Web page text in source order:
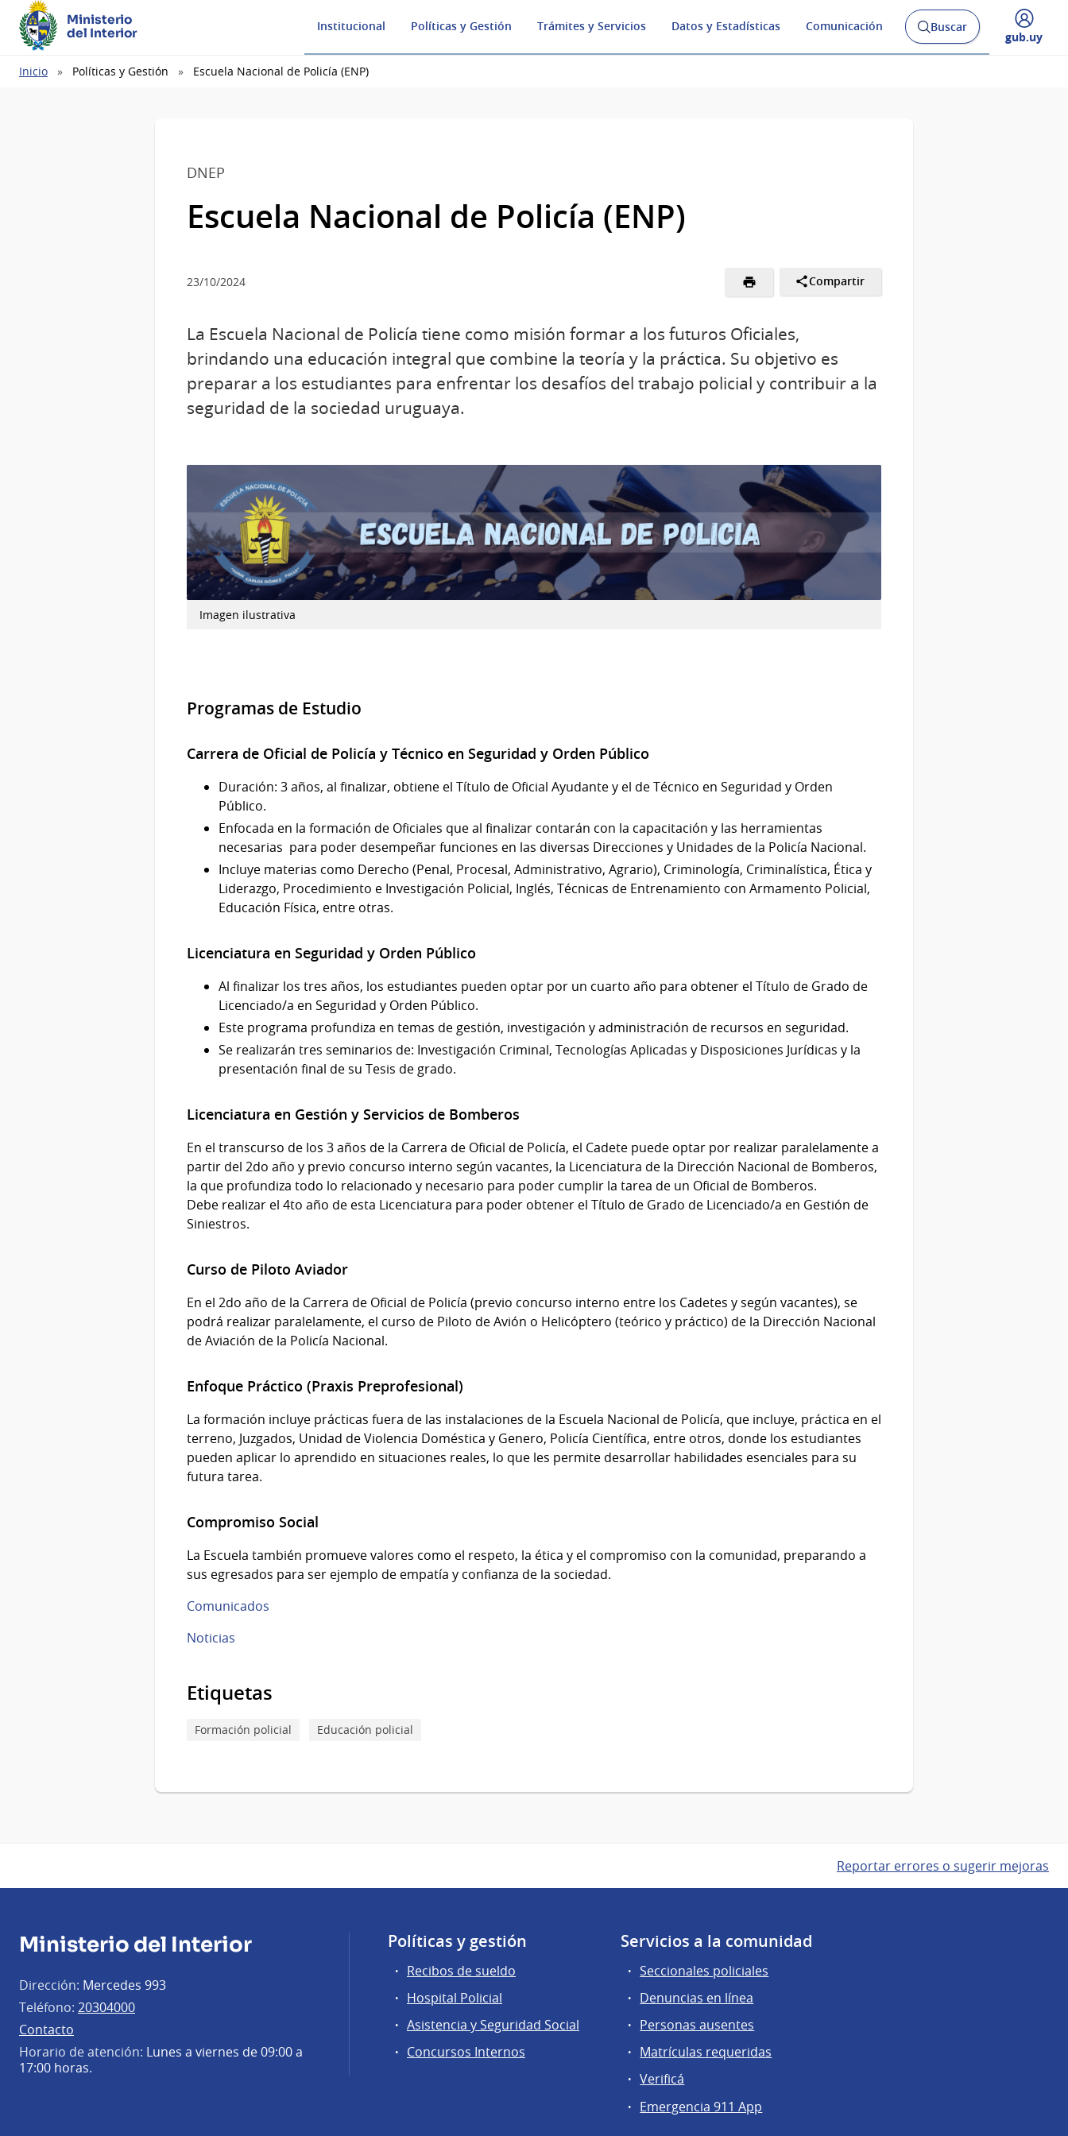
Ministerio
del Interior
Institucional Políticas y Gestión Trámites y Servicios Datos y Estadísticas Comunicación
Abrir
buscador
Buscar
Desplegar
gub.uy
Ruta
Inicio Políticas y Gestión Escuela Nacional de Policía (ENP)
DNEP
Escuela Nacional de Policía (ENP)
23/10/2024 Compartir
La Escuela Nacional de Policía tiene como misión formar a los futuros Oficiales,
brindando una educación integral que combine la teoría y la práctica. Su objetivo es
preparar a los estudiantes para enfrentar los desafíos del trabajo policial y contribuir a la
seguridad de la sociedad uruguaya.
Imagen ilustrativa
Programas de Estudio
Carrera de Oficial de Policía y Técnico en Seguridad y Orden Público
Duración: 3 años, al finalizar, obtiene el Título de Oficial Ayudante y el de Técnico en Seguridad y Orden
Público.
Enfocada en la formación de Oficiales que al finalizar contarán con la capacitación y las herramientas
necesarias para poder desempeñar funciones en las diversas Direcciones y Unidades de la Policía Nacional.
Incluye materias como Derecho (Penal, Procesal, Administrativo, Agrario), Criminología, Criminalística, Ética y
Liderazgo, Procedimiento e Investigación Policial, Inglés, Técnicas de Entrenamiento con Armamento Policial,
Educación Física, entre otras.
Licenciatura en Seguridad y Orden Público
Al finalizar los tres años, los estudiantes pueden optar por un cuarto año para obtener el Título de Grado de
Licenciado/a en Seguridad y Orden Público.
Este programa profundiza en temas de gestión, investigación y administración de recursos en seguridad.
Se realizarán tres seminarios de: Investigación Criminal, Tecnologías Aplicadas y Disposiciones Jurídicas y la
presentación final de su Tesis de grado.
Licenciatura en Gestión y Servicios de Bomberos
En el transcurso de los 3 años de la Carrera de Oficial de Policía, el Cadete puede optar por realizar paralelamente a
partir del 2do año y previo concurso interno según vacantes, la Licenciatura de la Dirección Nacional de Bomberos,
la que profundiza todo lo relacionado y necesario para poder cumplir la tarea de un Oficial de Bomberos.
Debe realizar el 4to año de esta Licenciatura para poder obtener el Título de Grado de Licenciado/a en Gestión de
Siniestros.
Curso de Piloto Aviador
En el 2do año de la Carrera de Oficial de Policía (previo concurso interno entre los Cadetes y según vacantes), se
podrá realizar paralelamente, el curso de Piloto de Avión o Helicóptero (teórico y práctico) de la Dirección Nacional
de Aviación de la Policía Nacional.
Enfoque Práctico (Praxis Preprofesional)
La formación incluye prácticas fuera de las instalaciones de la Escuela Nacional de Policía, que incluye, práctica en el
terreno, Juzgados, Unidad de Violencia Doméstica y Genero, Policía Científica, entre otros, donde los estudiantes
pueden aplicar lo aprendido en situaciones reales, lo que les permite desarrollar habilidades esenciales para su
futura tarea.
Compromiso Social
La Escuela también promueve valores como el respeto, la ética y el compromiso con la comunidad, preparando a
sus egresados para ser ejemplo de empatía y confianza de la sociedad.
Comunicados
Noticias
Etiquetas
Formación policial Educación policial
Reportar errores o sugerir mejoras
Ministerio del Interior
Dirección: Mercedes 993
Teléfono: 20304000
Contacto
Horario de atención: Lunes a viernes de 09:00 a
17:00 horas.
Políticas y gestión
Recibos de sueldo
Hospital Policial
Asistencia y Seguridad Social
Concursos Internos
Servicios a la comunidad
Seccionales policiales
Denuncias en línea
Personas ausentes
Matrículas requeridas
Verificá
Emergencia 911 App